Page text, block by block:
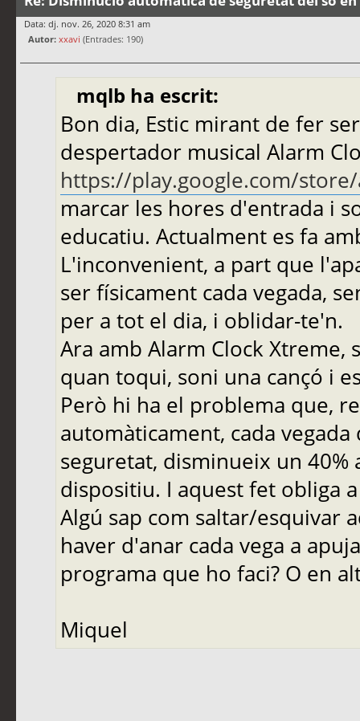
Data: dj. nov. 26, 2020 8:31 am
Autor: xxavi (Entrades: 190)
mqlb ha escrit:
Bon dia, Estic mirant de fer
despertador musical Alarm
https://play.google.com/
marcar les hores d'entrada i
educatiu. Actualment es fa
L'inconvenient, a part que
ser físicament cada vegada,
per a tot el dia, i oblidar-te'n.
Ara amb Alarm Clock
quan toqui, soni una cançó i
Però hi ha el problema que,
automàticament, cada
seguretat, disminueix un
dispositiu. I aquest fet obliga
Algú sap com saltar/esquivar
haver d'anar cada vega a
programa que ho faci? O en
Miquel